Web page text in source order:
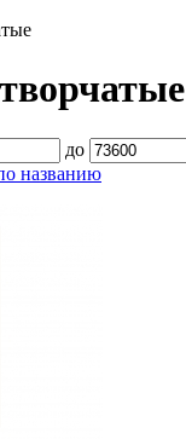
до
названию